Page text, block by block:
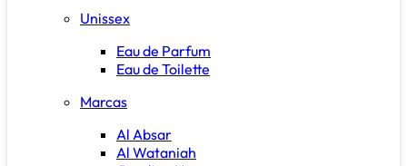
Unissex
Eau de Parfum
Eau de Toilette
Marcas
Al Absar
Al Wataniah